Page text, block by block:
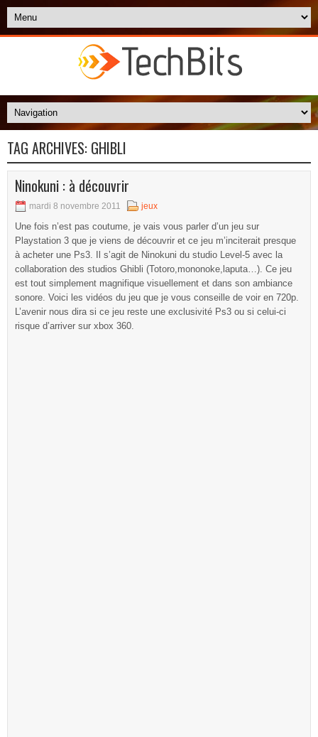
TAG ARCHIVES: GHIBLI
Ninokuni : à découvrir
mardi 8 novembre 2011 jeux
Une fois n’est pas coutume, je vais vous parler d’un jeu sur
Playstation 3 que je viens de découvrir et ce jeu m’inciterait presque
à acheter une Ps3. Il s’agit de Ninokuni du studio Level-5 avec la
collaboration des studios Ghibli (Totoro,mononoke,laputa…). Ce jeu
est tout simplement magnifique visuellement et dans son ambiance
sonore. Voici les vidéos du jeu que je vous conseille de voir en 720p.
L’avenir nous dira si ce jeu reste une exclusivité Ps3 ou si celui-ci
risque d’arriver sur xbox 360.